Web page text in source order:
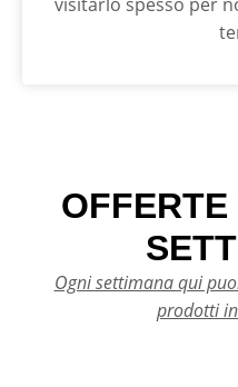
Ogni settimana qui
prodotti